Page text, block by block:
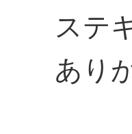
ステ
あり